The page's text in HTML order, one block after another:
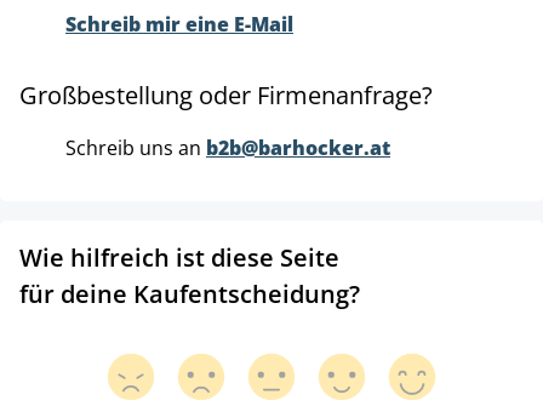
Schreib mir eine E-Mail
Großbestellung oder Firmenanfrage?
Schreib uns an b2b@barhocker.at
Wie hilfreich ist diese Seite
für deine Kaufentscheidung?